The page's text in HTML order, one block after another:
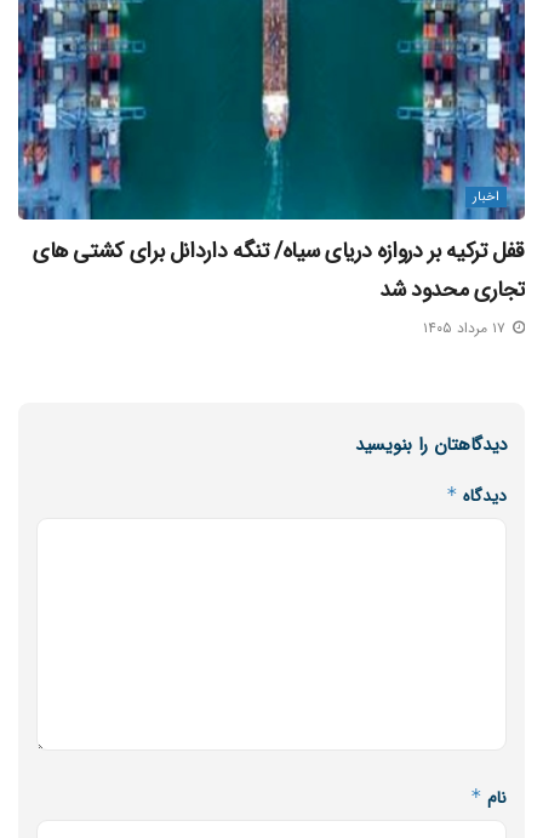
اخبار
قفل ترکیه بر دروازه دریای سیاه/ تنگه داردانل برای کشتی‌ های
تجاری محدود شد
دیدگاهتان را بنویسید
دیدگاه *
نام *